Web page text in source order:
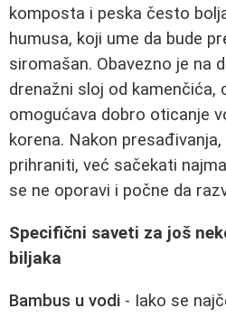
komposta i peska često
humusa, koji ume da bude
siromašan. Obavezno je na
drenažni sloj od kamenčića,
omogućava dobro oticanje
korena. Nakon
prihraniti, već sačekati
se ne oporavi i počne da
Specifični saveti za još
biljaka
Bambus u vodi - Iako se